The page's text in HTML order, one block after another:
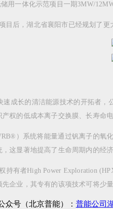
一体化示范项目一期3MW/
后，湖北省襄阳市已经规划了更
长的清洁能源技术的开拓者，公
权的低成本离子交换膜、长寿命
）系统将能量通过钒离子的氧化
这显著地提高了生命周期内的经
有者High Power Exploration
企业，其专有的该项技术可将少
众号（北京普能）： 普能公司